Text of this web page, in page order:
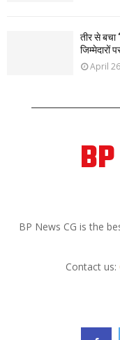
तीर से बचा
जिम्मेदारों
April
BP News CG is the
Contact us: